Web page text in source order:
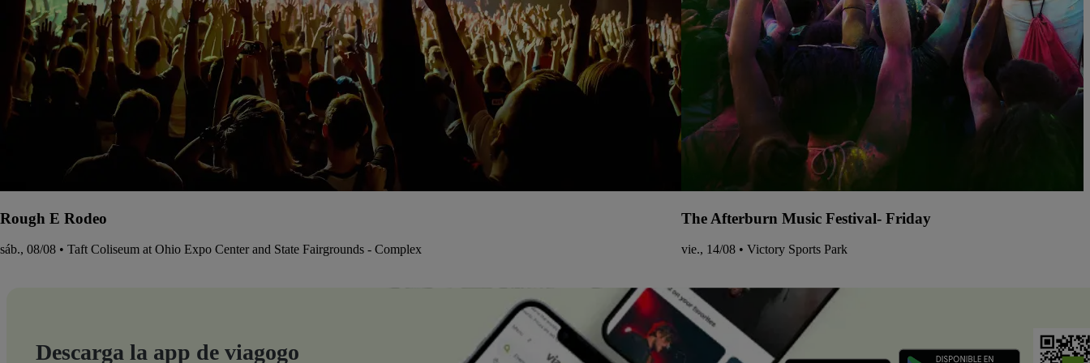
Rough E Rodeo
sáb., 08/08 • Taft Coliseum at Ohio Expo Center and State Fairgrounds - Complex
The Afterburn Music Festival- Friday
vie., 14/08 • Victory Sports Park
Descarga la app de viagogo